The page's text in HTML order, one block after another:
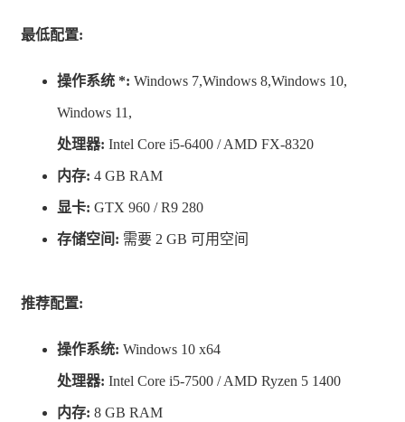
密。
最低配置:
操作系统 *: Windows 7,Windows 8,Windows 10,
Windows 11,
处理器: Intel Core i5-6400 / AMD FX-8320
内存: 4 GB RAM
显卡: GTX 960 / R9 280
存储空间: 需要 2 GB 可用空间
推荐配置:
操作系统: Windows 10 x64
处理器: Intel Core i5-7500 / AMD Ryzen 5 1400
内存: 8 GB RAM